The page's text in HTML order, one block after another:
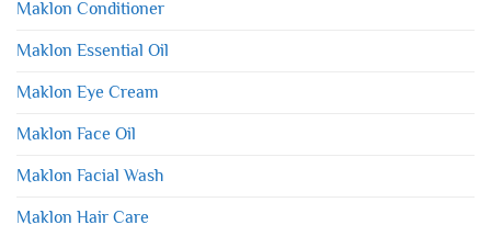
Maklon Conditioner
Maklon Essential Oil
Maklon Eye Cream
Maklon Face Oil
Maklon Facial Wash
Maklon Hair Care